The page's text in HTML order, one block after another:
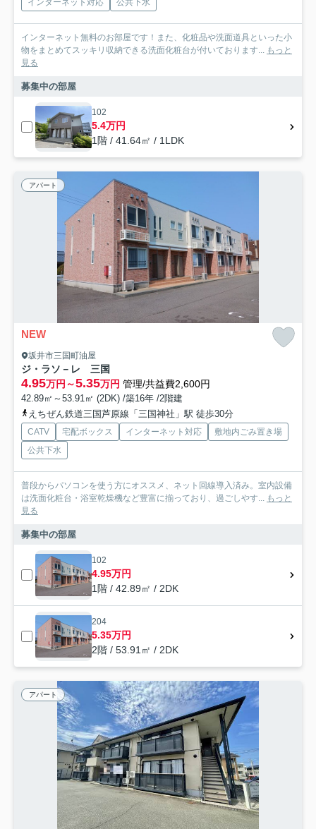
インターネット対応 公共下水
インターネット無料のお部屋です！また、化粧品や洗面道具といった小
物をまとめてスッキリ収納できる洗面化粧台が付いております... もっと
見る
募集中の部屋
102
5.4万円
1階 / 41.64㎡ / 1LDK
アパート
NEW
坂井市三国町油屋
ジ・ラソ－レ 三国
4.95万円～5.35万円 管理/共益費2,600円
42.89㎡～53.91㎡ (2DK) /築16年 /2階建
えちぜん鉄道三国芦原線「三国神社」駅 徒歩30分
CATV 宅配ボックス インターネット対応
敷地内ごみ置き場
公共下水
普段からパソコンを使う方にオススメ、ネット回線導入済み。室内設備
は洗面化粧台・浴室乾燥機など豊富に揃っており、過ごしやす... もっと
見る
募集中の部屋
102
4.95万円
1階 / 42.89㎡ / 2DK
204
5.35万円
2階 / 53.91㎡ / 2DK
アパート